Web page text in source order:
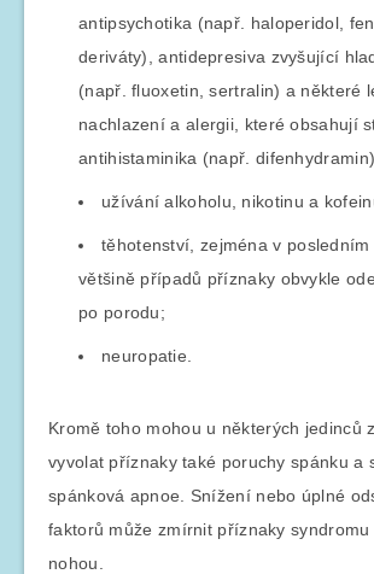
antipsychotika (např. haloperidol,
deriváty), antidepresiva zvyšující
(např. fluoxetin, sertralin) a některé
nachlazení a alergii, které obsahují
antihistaminika (např.
užívání alkoholu, nikotinu a
těhotenství, zejména v
většině případů příznaky obvykle
po porodu;
neuropatie.
Kromě toho mohou u některých jedinců
vyvolat příznaky také poruchy spánku a
spánková apnoe. Snížení nebo úplné
faktorů může zmírnit příznaky syndromu
nohou.